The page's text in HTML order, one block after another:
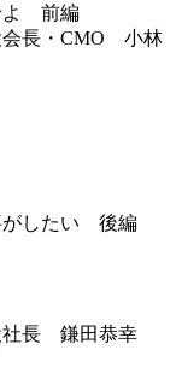
よ 前編
会長・CMO 小林
がしたい 後編